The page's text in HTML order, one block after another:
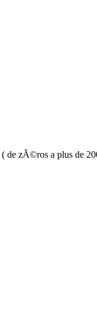
de zÃ©ros a plus de